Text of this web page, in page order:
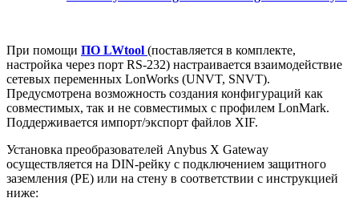
При помощи ПО LWtool (поставляется в комплекте,
настройка через порт RS-232) настраивается взаимодействие
сетевых переменных LonWorks (UNVT, SNVT).
Предусмотрена возможность создания конфигураций как
совместимых, так и не совместимых с профилем LonMark.
Поддерживается импорт/экспорт файлов XIF.
Установка преобразователей Anybus X Gateway
осуществляется на DIN-рейку с подключением защитного
заземления (РЕ) или на стену в соответствии с инструкцией
ниже: